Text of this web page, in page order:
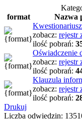
format
Nazwa
zobacz: rejestr
ilość pobrań:
Oświadczenie
zobacz: rejestr
ilość pobrań:
Klauzula
zobacz: rejestr
ilość pobrań:
Drukuj
Liczba odwiedzin: